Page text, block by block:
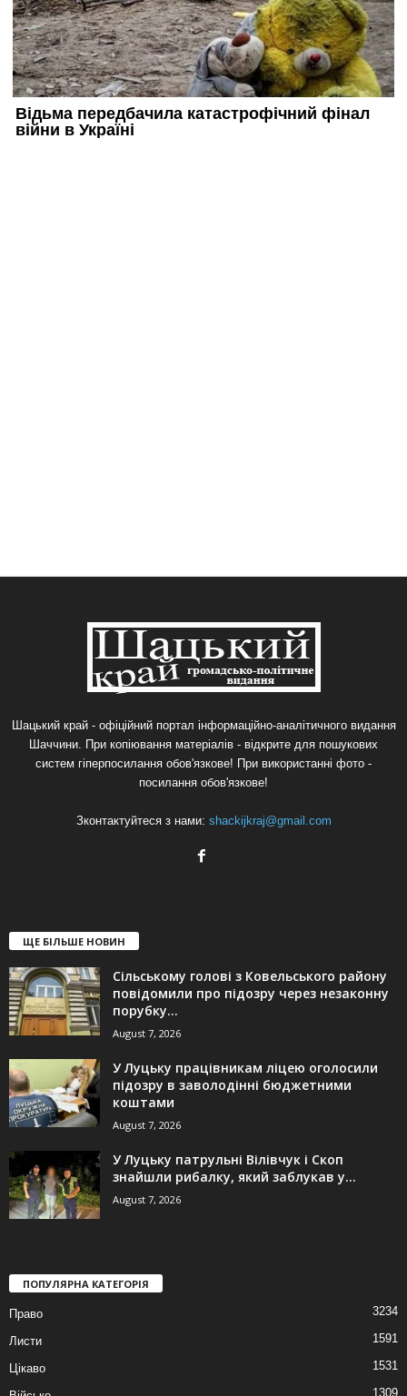
Шацький край - офіційний портал інформаційно-аналітичного видання
Шаччини. При копіювання матеріалів - відкрите для пошукових
систем гіперпосилання обов'язкове! При використанні фото -
посилання обов'язкове!
Зконтактуйтеся з нами: shackijkraj@gmail.com
ЩЕ БІЛЬШЕ НОВИН
Сільському голові з Ковельського району
повідомили про підозру через незаконну
порубку...
August 7, 2026
У Луцьку працівникам ліцею оголосили
підозру в заволодінні бюджетними
коштами
August 7, 2026
У Луцьку патрульні Вілівчук і Скоп
знайшли рибалку, який заблукав у...
August 7, 2026
ПОПУЛЯРНА КАТЕГОРІЯ
Право 3234
Листи 1591
Цікаво 1531
1309